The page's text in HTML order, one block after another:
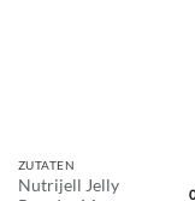
ZUTATEN
Nutrijell Jelly